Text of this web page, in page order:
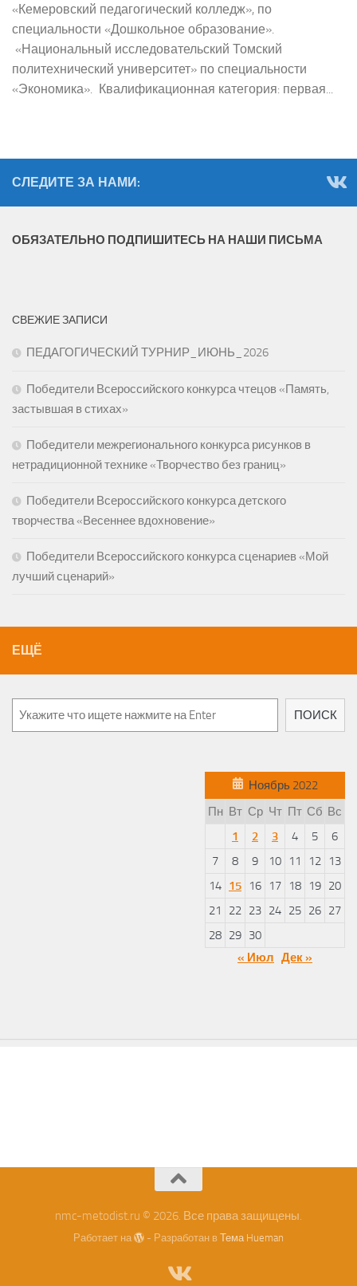
«Кемеровский педагогический колледж», по
специальности «Дошкольное образование».
«Национальный исследовательский Томский
политехнический университет» по специальности
«Экономика». Квалификационная категория: первая...
СЛЕДИТЕ ЗА НАМИ:
ОБЯЗАТЕЛЬНО ПОДПИШИТЕСЬ НА НАШИ ПИСЬМА
СВЕЖИЕ ЗАПИСИ
ПЕДАГОГИЧЕСКИЙ ТУРНИР_ИЮНЬ_2026
Победители Всероссийского конкурса чтецов «Память,
застывшая в стихах»
Победители межрегионального конкурса рисунков в
нетрадиционной технике «Творчество без границ»
Победители Всероссийского конкурса детского
творчества «Весеннее вдохновение»
Победители Всероссийского конкурса сценариев «Мой
лучший сценарий»
ЕЩЁ
ПОИСК
Ноябрь 2022
Пн Вт Ср Чт Пт Сб Вс
1
2 3 4 5
6
7
8 9 10 11 12
13
14 15 16 17 18 19 20
21
22 23 24 25 26 27
28 29 30
« Июл Дек »
nmc-metodist.ru © 2026. Все права защищены.
Работает на - Разработан вТема Hueman